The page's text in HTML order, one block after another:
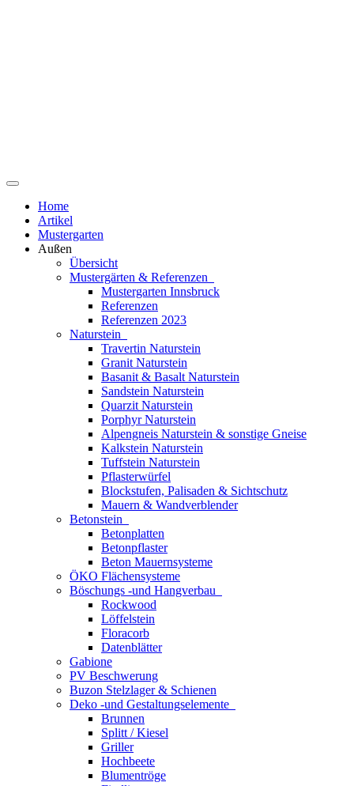
Home
Artikel
Mustergarten
Außen
Übersicht
Mustergärten & Referenzen
Mustergarten Innsbruck
Referenzen
Referenzen 2023
Naturstein
Travertin Naturstein
Granit Naturstein
Basanit & Basalt Naturstein
Sandstein Naturstein
Quarzit Naturstein
Porphyr Naturstein
Alpengneis Naturstein & sonstige Gneise
Kalkstein Naturstein
Tuffstein Naturstein
Pflasterwürfel
Blockstufen, Palisaden & Sichtschutz
Mauern & Wandverblender
Betonstein
Betonplatten
Betonpflaster
Beton Mauernsysteme
ÖKO Flächensysteme
Böschungs -und Hangverbau
Rockwood
Löffelstein
Floracorb
Datenblätter
Gabione
PV Beschwerung
Buzon Stelzlager & Schienen
Deko -und Gestaltungselemente
Brunnen
Splitt / Kiesel
Griller
Hochbeete
Blumentröge